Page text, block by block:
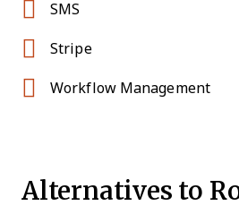
SMS
Stripe
Workflow Management
Alternatives to